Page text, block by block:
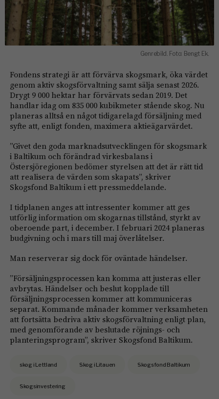
Genrebild. Foto: Bengt Ek.
Fondens strategi är att förvärva skogsmark, öka värdet
genom aktiv skogsförvaltning samt sälja senast 2026.
Drygt 9 000 hektar har förvärvats sedan 2019. Det
handlar idag om 835 000 kubikmeter stående skog. Nu
planeras alltså en något tidigarelagd försäljning med
syfte att, enligt fonden, maximera aktieägarvärdet.
”Givet den goda marknadsutvecklingen för skogsmark
i Baltikum och förändrad virkesbalans i
Östersjöregionen bedömer styrelsen att det är rätt tid
att realisera de värden som skapats”, skriver
Skogsfond Baltikum i ett pressmeddelande.
I tidplanen anges att intressenter kommer att ges
utförlig information om skogarnas tillstånd, styrkt av
oberoende part, i december. I februari 2024 planeras
budgivning och i mars till maj överlåtelser.
Man reserverar sig dock för oväntade händelser.
”Försäljningsprocessen kan komma att justeras eller
avbrytas. Händelser och beslut kopplade till
försäljningsprocessen kommer att kommuniceras
separat. Kommande månader kommer verksamheten
att fortsätta bedriva aktiv skogsförvaltning enligt plan,
med genomförande av beslutade röjnings- och
planteringsprogram”, skriver Skogsfond Baltikum.
skog i Lettland Skog i Litauen Skogsfond Baltikum
Skogsinvestering